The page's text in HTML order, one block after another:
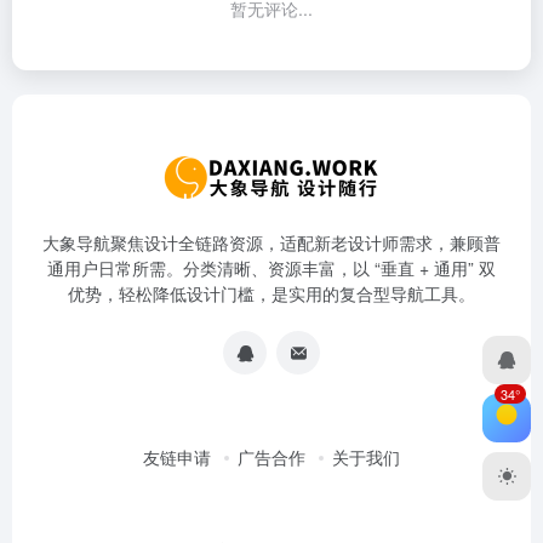
暂无评论...
大象导航聚焦设计全链路资源，适配新老设计师需求，兼顾普
通用户日常所需。分类清晰、资源丰富，以 “垂直 + 通用” 双
优势，轻松降低设计门槛，是实用的复合型导航工具。
友链申请 广告合作 关于我们
34°